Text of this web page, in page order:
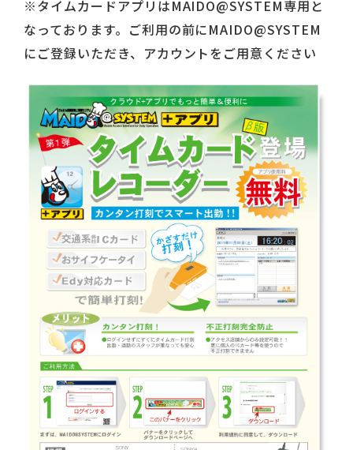
※タイムカードアプリはMAIDO@SYSTEM専用と
なっております。ご利用の前にMAIDO@SYSTEM
にご登録いただき、アカウントをご用意ください